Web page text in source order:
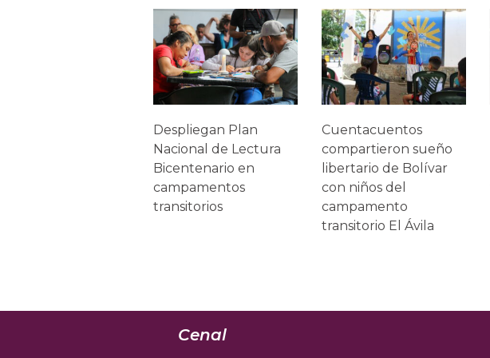
Despliegan Plan
Nacional de Lectura
Bicentenario en
campamentos
transitorios
Cuentacuentos
compartieron sueño
libertario de Bolívar
con niños del
campamento
transitorio El Ávila
Cenal